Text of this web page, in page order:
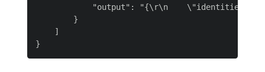
"output": "{\r\n    \"identities\":
        }
    ]